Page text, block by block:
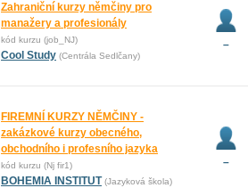
Zahraniční kurzy němčiny pro
manažery a profesionály
kód kurzu (job_NJ)
Cool Study (Centrála Sedlčany)
–
FIREMNÍ KURZY NĚMČINY -
zakázkové kurzy obecného,
obchodního i profesního jazyka
kód kurzu (Nj fir1)
BOHEMIA INSTITUT (Jazyková škola)
–